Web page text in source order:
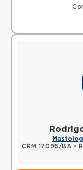
CRM 17096/BA •